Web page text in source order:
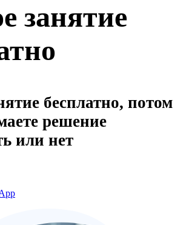
занятие
бесплатно, потом
решение
или нет